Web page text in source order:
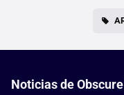
Noticias de